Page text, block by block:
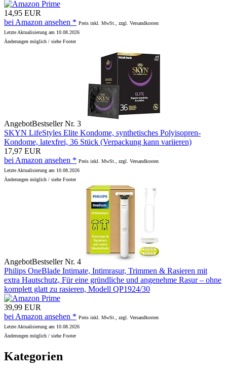
14,95 EUR
bei Amazon ansehen * Preis inkl. MwSt., zzgl. Versandkosten
Letzte Aktualisierung am 10.08.2026
Änderungen möglich / siehe Footer
AngebotBestseller Nr. 3
SKYN LifeStyles Elite Kondome, synthetisches Polyisopren-
Kondome, latexfrei, 36 Stück (Verpackung kann variieren)
17,97 EUR
bei Amazon ansehen * Preis inkl. MwSt., zzgl. Versandkosten
Letzte Aktualisierung am 10.08.2026
Änderungen möglich / siehe Footer
AngebotBestseller Nr. 4
Philips OneBlade Intimate, Intimrasur, Trimmen & Rasieren mit
extra Hautschutz, Für eine gründliche und angenehme Rasur – ohne
komplett glatt zu rasieren, Modell QP1924/30
39,99 EUR
bei Amazon ansehen * Preis inkl. MwSt., zzgl. Versandkosten
Letzte Aktualisierung am 10.08.2026
Änderungen möglich / siehe Footer
Kategorien